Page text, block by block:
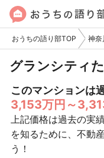
おうちの語り部TOP 神奈
グランシティ
このマンションは
3,153万円～
上記価格は過去の実
を知るために、不動
う！